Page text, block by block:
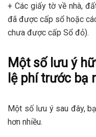
+ Các giấy tờ về nhà,
đã được cấp sổ hoặc
chưa được cấp Sổ đỏ).
Một số lưu ý
lệ phí trước bạ
Một số lưu ý sau đây,
hơn nhiều.